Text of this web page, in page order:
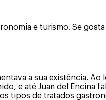
e turismo. Se
a sua existência.
e até Juan del Encina
tipos de tratados